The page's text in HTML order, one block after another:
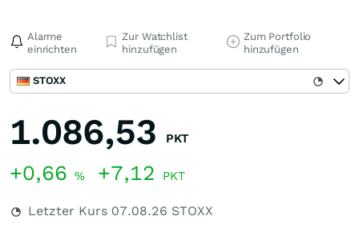
Alarme
einrichten
Zur Watchlist
hinzufügen
Zum Portfolio
hinzufügen
STOXX
1.086,53 PKT
+0,66 % +7,12 PKT
Letzter Kurs 07.08.26 STOXX